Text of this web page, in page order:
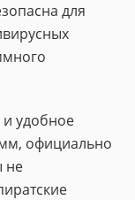
для
и удобное
официально
не